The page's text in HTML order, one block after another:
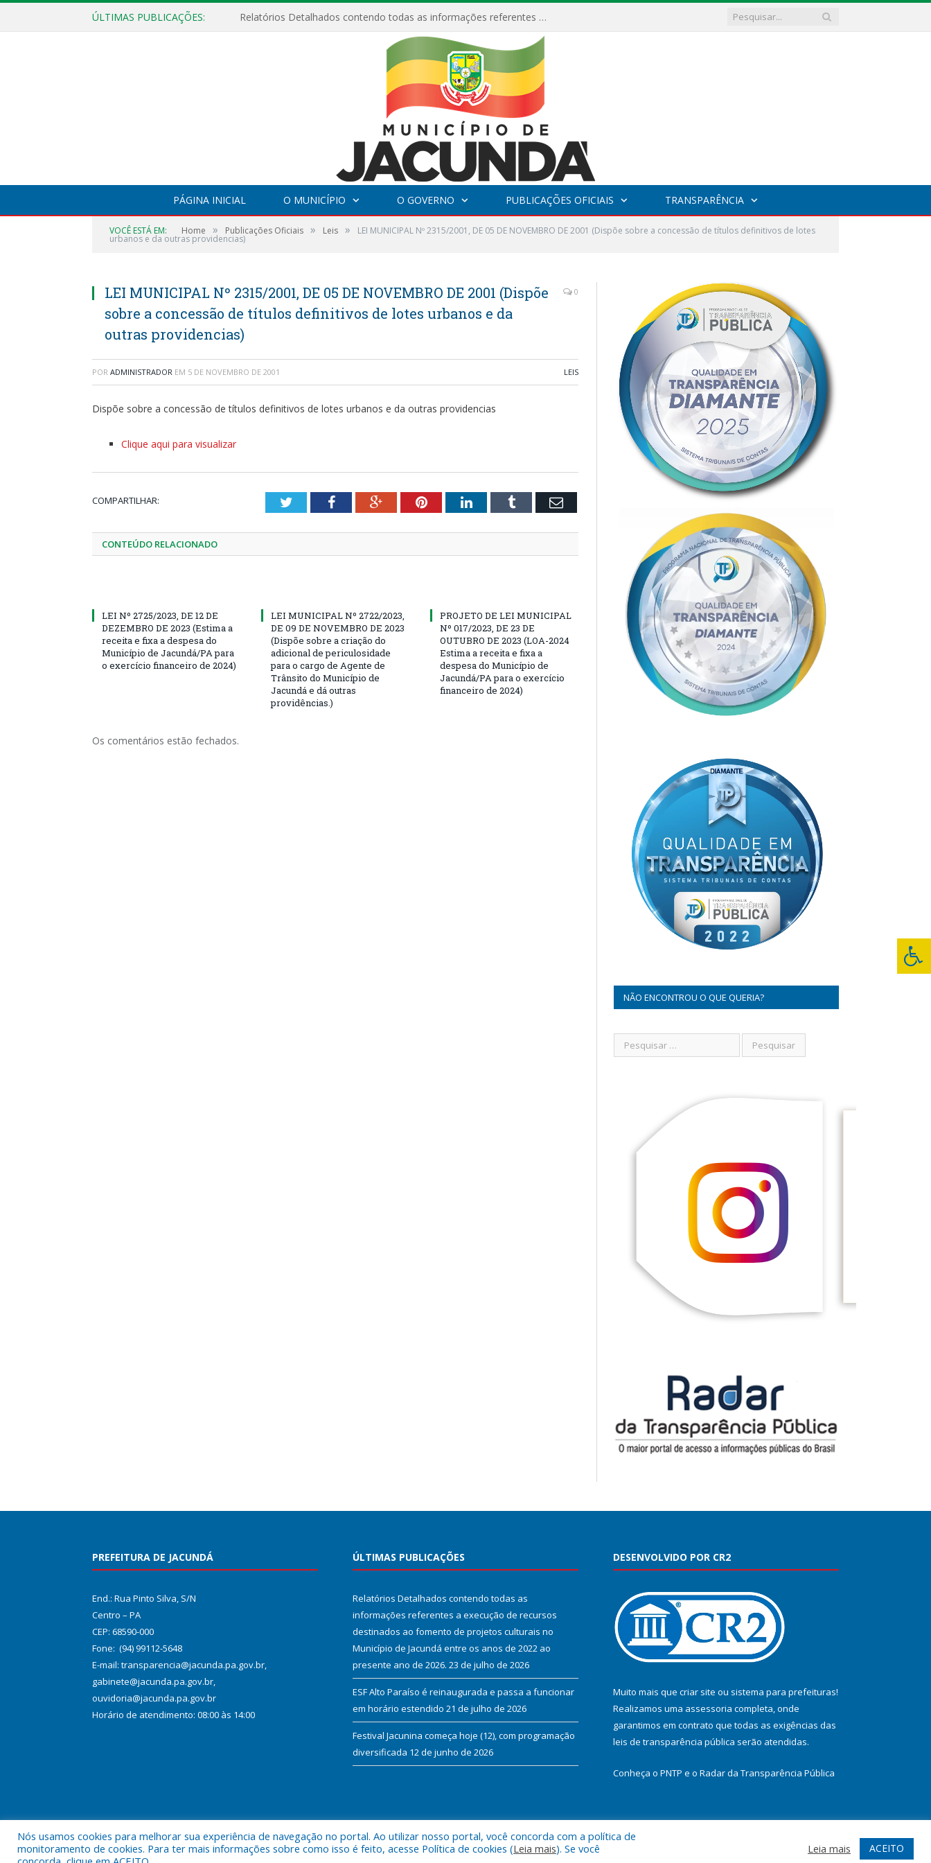
ÚLTIMAS PUBLICAÇÕES: Relatórios Detalhados contendo todas as informações referentes a execução de recursos destinados ao fomento de projetos culturais no Município de Jacundá entre os anos de 2022 ao presente ano de 2026.
PÁGINA INICIAL O MUNICÍPIO O GOVERNO PUBLICAÇÕES OFICIAIS TRANSPARÊNCIA
VOCÊ ESTÁ EM: Home » Publicações Oficiais » Leis » LEI MUNICIPAL Nº 2315/2001, DE 05 DE NOVEMBRO DE 2001 (Dispõe sobre a concessão de títulos definitivos de lotes
urbanos e da outras providencias)
LEI MUNICIPAL Nº 2315/2001, DE 05 DE NOVEMBRO DE 2001 (Dispõe
sobre a concessão de títulos definitivos de lotes urbanos e da
outras providencias)
0
POR ADMINISTRADOR EM 5 DE NOVEMBRO DE 2001 LEIS
Dispõe sobre a concessão de títulos definitivos de lotes urbanos e da outras providencias
Clique aqui para visualizar
COMPARTILHAR: TwitterFacebookGoogle+PinterestLinkedInTumblr Email
CONTEÚDO RELACIONADO
LEI Nº 2725/2023, DE 12 DE
DEZEMBRO DE 2023 (Estima a
receita e fixa a despesa do
Município de Jacundá/PA para
o exercício financeiro de 2024)
LEI MUNICIPAL Nº 2722/2023,
DE 09 DE NOVEMBRO DE 2023
(Dispõe sobre a criação do
adicional de periculosidade
para o cargo de Agente de
Trânsito do Município de
Jacundá e dá outras
providências.)
PROJETO DE LEI MUNICIPAL
Nº 017/2023, DE 23 DE
OUTUBRO DE 2023 (LOA-2024
Estima a receita e fixa a
despesa do Município de
Jacundá/PA para o exercício
financeiro de 2024)
Os comentários estão fechados.
NÃO ENCONTROU O QUE QUERIA?
PREFEITURA DE JACUNDÁ
End.: Rua Pinto Silva, S/N
Centro – PA
CEP: 68590-000
Fone: (94) 99112-5648
E-mail: transparencia@jacunda.pa.gov.br,
gabinete@jacunda.pa.gov.br,
ouvidoria@jacunda.pa.gov.br
Horário de atendimento: 08:00 às 14:00
ÚLTIMAS PUBLICAÇÕES
Relatórios Detalhados contendo todas as
informações referentes a execução de recursos
destinados ao fomento de projetos culturais no
Município de Jacundá entre os anos de 2022 ao
presente ano de 2026. 23 de julho de 2026
ESF Alto Paraíso é reinaugurada e passa a funcionar
em horário estendido 21 de julho de 2026
Festival Jacunina começa hoje (12), com programação
diversificada 12 de junho de 2026
DESENVOLVIDO POR CR2
Muito mais que criar site ou sistema para prefeituras!
Realizamos uma assessoria completa, onde
garantimos em contrato que todas as exigências das
leis de transparência pública serão atendidas.
Conheça o PNTP e o Radar da Transparência Pública
Todos os direitos reservados a Prefeitura Municipal de Jacundá. Mapa do Site Acessar Webmail
Nós usamos cookies para melhorar sua experiência de navegação no portal. Ao utilizar nosso portal, você concorda com a política de
monitoramento de cookies. Para ter mais informações sobre como isso é feito, acesse Política de cookies (Leia mais). Se você
Leia mais ACEITO